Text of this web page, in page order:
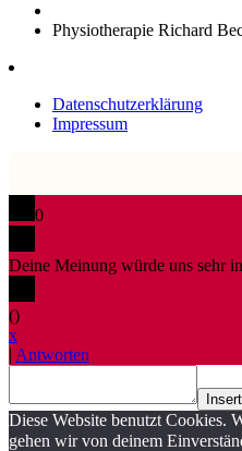
Physiotherapie Richard
Datenschutzerklärung
Impressum
0
Deine Meinung würde uns sehr
()
x
| Antworten
Insert
Diese Website benutzt Cookies.
gehen wir von deinem